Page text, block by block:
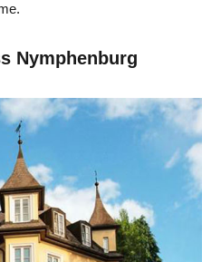
Nymphenburg